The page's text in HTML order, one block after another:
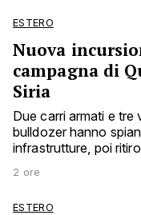
ESTERO
Nuova
campagna di
Siria
Due carri armati e
bulldozer hanno
infrastrutture, poi
2 ore
ESTERO